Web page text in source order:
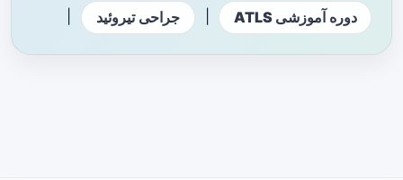
دوره آموزشی ATLS جراحی تیروئید